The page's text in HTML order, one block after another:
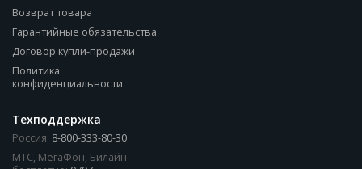
Возврат товара
Гарантийные обязательства
Договор купли-продажи
Политика
конфиденциальности
Техподдержка
Россия: 8-800-333-80-30
МТС, МегаФон, Билайн